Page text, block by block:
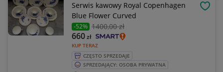
Serwis kawowy Royal Copenhagen
Blue Flower Curved
-52% 1400,00 zł
KUP TERAZ
660zł
CZĘSTO SPRZEDAJE
SPRZEDAJĄCY: OSOBA PRYWATNA